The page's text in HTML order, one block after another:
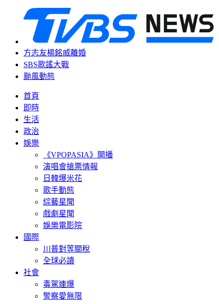
方志友楊銘威離婚
SBS歌謠大戰
颱風動態
首頁
即時
生活
政治
娛樂
《VPOPASIA》開播
演唱會搶票情報
日韓爆米花
歌手動態
綜藝星聞
戲劇星聞
娛樂電影院
國際
川普對等關稅
全球必讀
社會
毒駕連爆
警察愛無限